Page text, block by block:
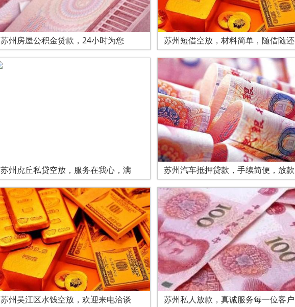
苏州房屋公积金贷款，24小时为您 苏州短借空放，材料简单，随借随还
苏州虎丘私贷空放，服务在我心，满 苏州汽车抵押贷款，手续简便，放款
苏州吴江区水钱空放，欢迎来电洽谈 苏州私人放款，真诚服务每一位客户